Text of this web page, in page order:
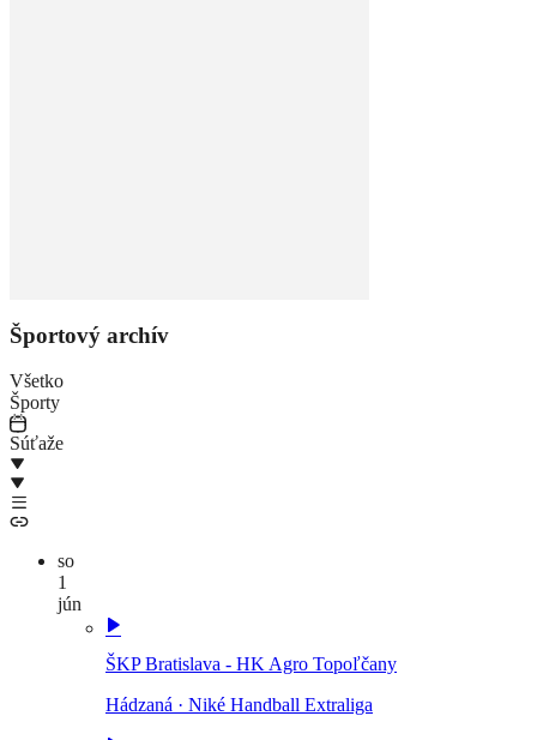
Športový archív
Všetko
Športy
Súťaže
so
1
jún
ŠKP Bratislava - HK Agro Topoľčany
Hádzaná · Niké Handball Extraliga